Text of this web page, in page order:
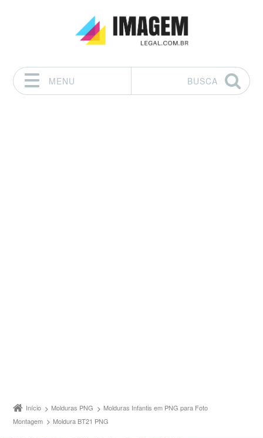
MENU
BUSCA
Início Molduras PNG
Molduras Infantis em PNG para Foto
Montagem
Moldura BT21 PNG